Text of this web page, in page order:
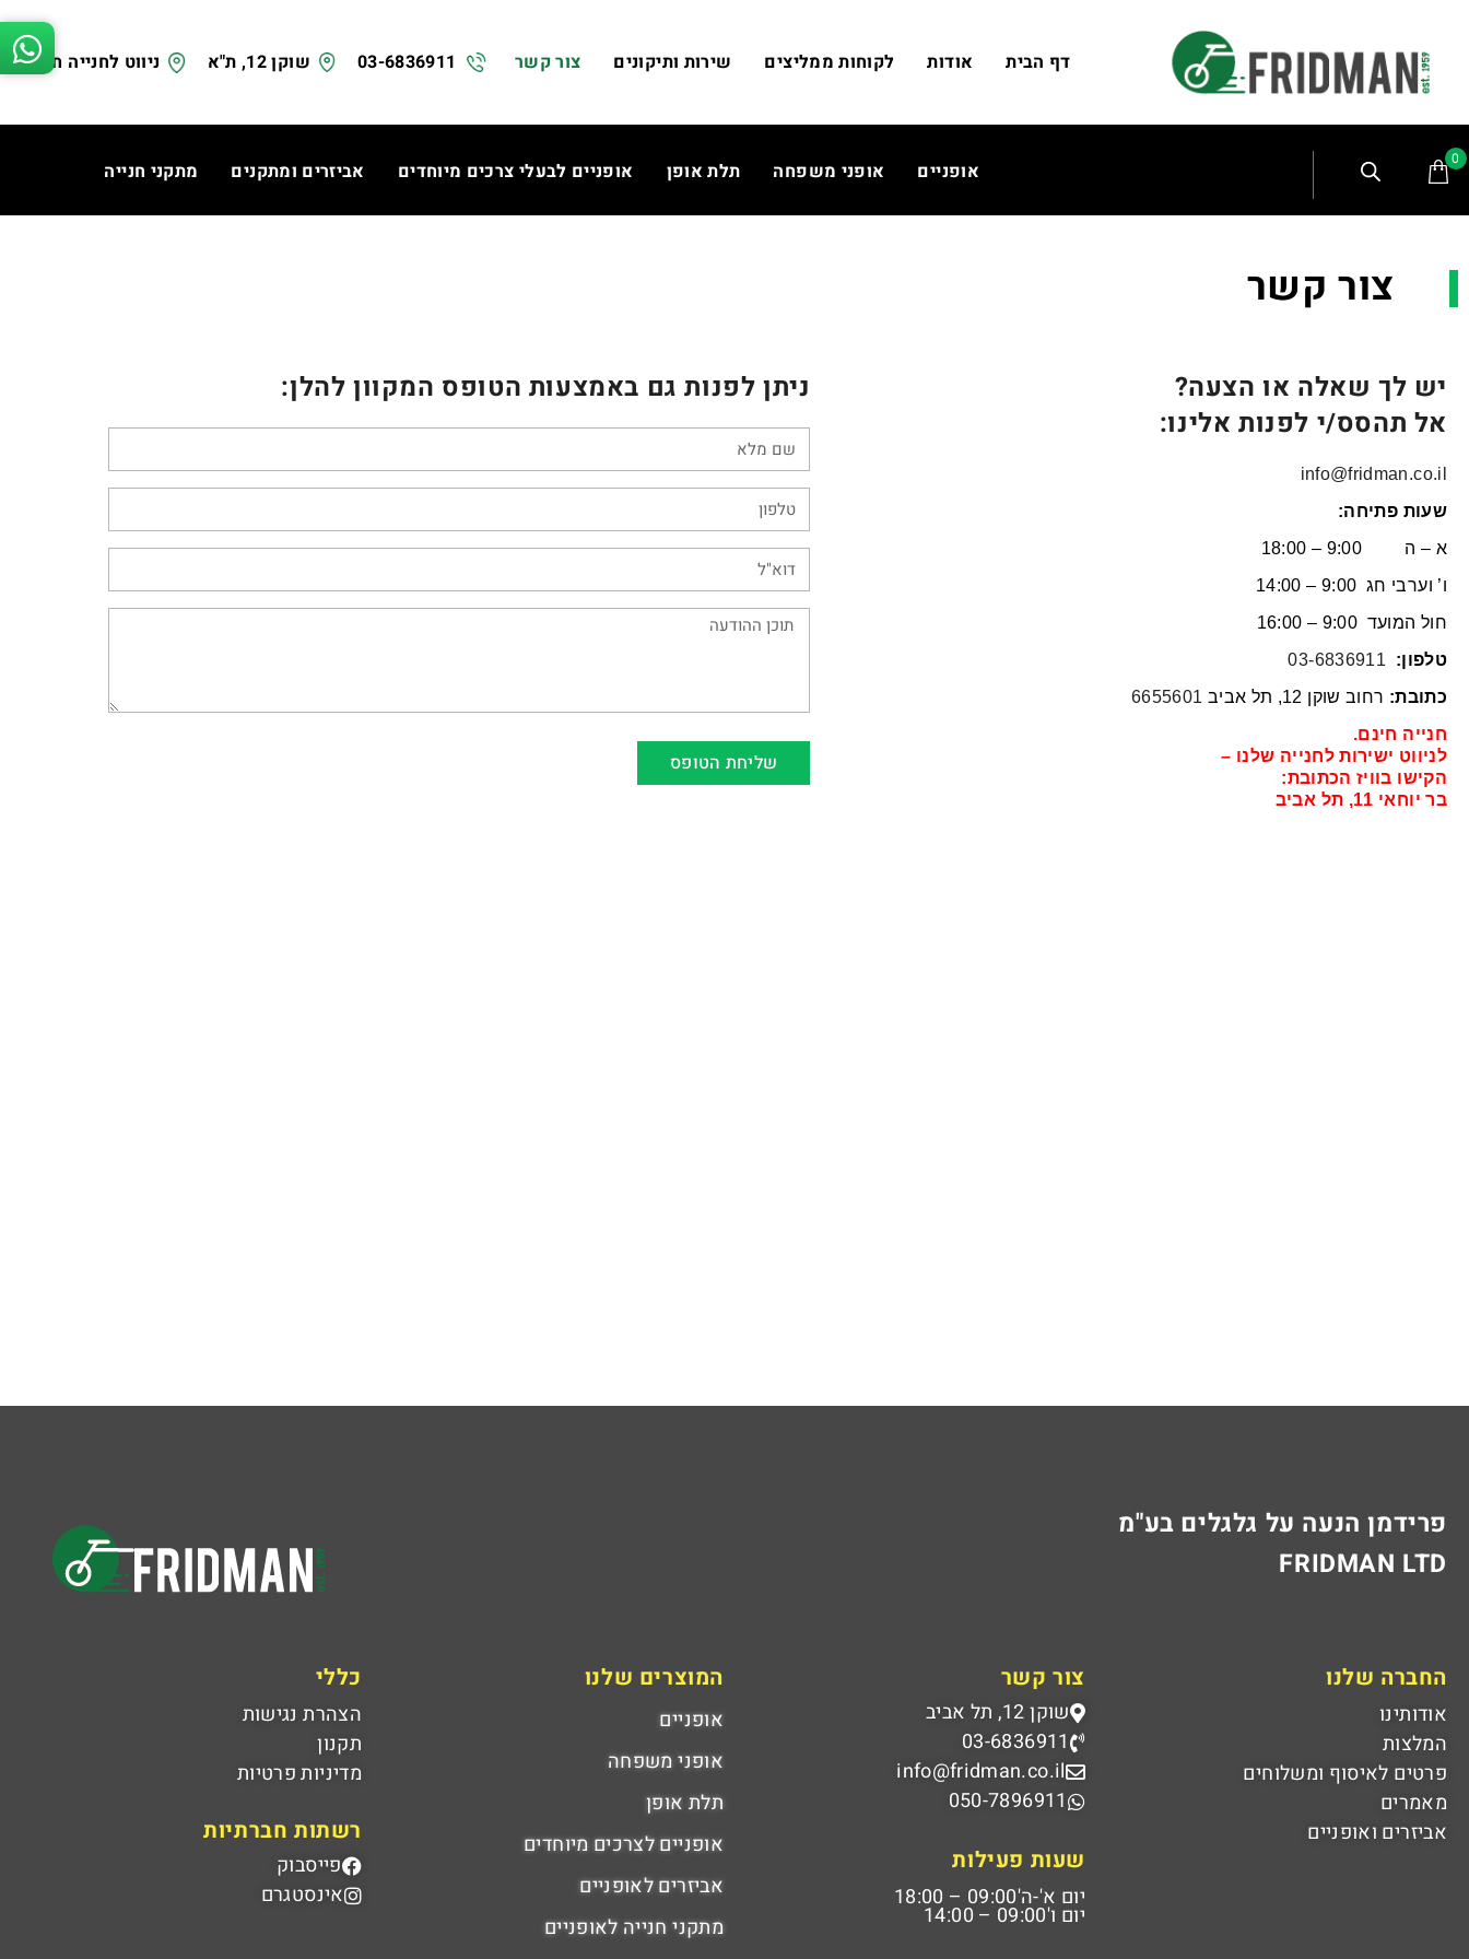
דף הבית אודות לקוחות ממליצים שירות ותיקונים צור קשר 03-6836911 שוקן 12, ת"א ניווט לחנייה חינם
0 אופניים אופני משפחה תלת אופן אופניים לבעלי צרכים מיוחדים אביזרים ומתקנים מתקני חנייה
צור קשר
יש לך שאלה או הצעה?
אל תהסס/י לפנות אלינו:
info@fridman.co.il
שעות פתיחה:
א – ה 9:00 – 18:00
ו’ וערבי חג 9:00 – 14:00
חול המועד 9:00 – 16:00
טלפון: 03-6836911
כתובת: רחוב שוקן 12, תל אביב
6655601
חנייה חינם.
לניווט ישירות לחנייה שלנו –
הקישו בוויז הכתובת:
בר יוחאי 11, תל אביב
ניתן לפנות גם באמצעות הטופס המקוון להלן:
שליחת הטופס
פרידמן הנעה על גלגלים בע"מ
FRIDMAN LTD
החברה שלנו
אודותינו
המלצות
פרטים לאיסוף ומשלוחים
מאמרים
אביזרים ואופניים
צור קשר
שוקן 12, תל אביב
03-6836911
info@fridman.co.il
050-7896911
שעות פעילות
יום א'-ה'09:00 – 18:00
יום ו'09:00 – 14:00
המוצרים שלנו
אופניים
אופני משפחה
תלת אופן
אופניים לצרכים מיוחדים
אביזרים לאופניים
מתקני חנייה לאופניים
כללי
הצהרת נגישות
תקנון
מדיניות פרטיות
רשתות חברתיות
פייסבוק
אינסטגרם